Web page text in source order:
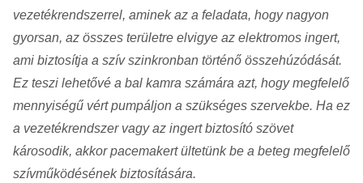
vezetékrendszerrel, aminek az a feladata, hogy nagyon
gyorsan, az összes területre elvigye az elektromos ingert,
ami biztosítja a szív szinkronban történő összehúzódását.
Ez teszi lehetővé a bal kamra számára azt, hogy megfelelő
mennyiségű vért pumpáljon a szükséges szervekbe. Ha ez
a vezetékrendszer vagy az ingert biztosító szövet
károsodik, akkor pacemakert ültetünk be a beteg megfelelő
szívműködésének biztosítására.